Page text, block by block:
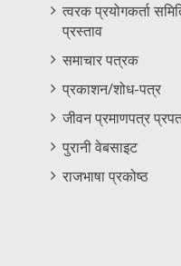
त्वरक प्रयोगकर्ता
प्रस्ताव
समाचार पत्रक
प्रकाशन/शोध-पत्र
जीवन प्रमाणपत्र
पुरानी वेबसाइट
राजभाषा प्रकोष्ठ